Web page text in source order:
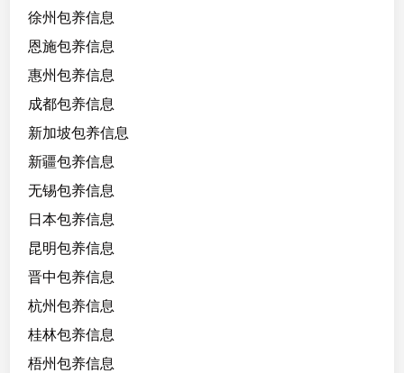
徐州包养信息
恩施包养信息
惠州包养信息
成都包养信息
新加坡包养信息
新疆包养信息
无锡包养信息
日本包养信息
昆明包养信息
晋中包养信息
杭州包养信息
桂林包养信息
梧州包养信息